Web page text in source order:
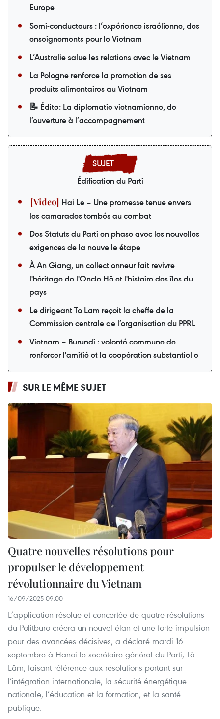
Europe
Semi-conducteurs : l’expérience israélienne, des
enseignements pour le Vietnam
L’Australie salue les relations avec le Vietnam
La Pologne renforce la promotion de ses
produits alimentaires au Vietnam
📝 Édito: La diplomatie vietnamienne, de
l’ouverture à l’accompagnement
Édification du Parti
Hai Le – Une promesse tenue envers
les camarades tombés au combat
Des Statuts du Parti en phase avec les nouvelles
exigences de la nouvelle étape
À An Giang, un collectionneur fait revivre
l'héritage de l'Oncle Hô et l'histoire des îles du
pays
Le dirigeant To Lam reçoit la cheffe de la
Commission centrale de l’organisation du PPRL
Vietnam – Burundi : volonté commune de
renforcer l'amitié et la coopération substantielle
SUR LE MÊME SUJET
Quatre nouvelles résolutions pour
propulser le développement
révolutionnaire du Vietnam
16/09/2025 09:00
L’application résolue et concertée de quatre résolutions
du Politburo créera un nouvel élan et une forte impulsion
pour des avancées décisives, a déclaré mardi 16
septembre à Hanoi le secrétaire général du Parti, Tô
Lâm, faisant référence aux résolutions portant sur
l’intégration internationale, la sécurité énergétique
nationale, l’éducation et la formation, et la santé
publique.